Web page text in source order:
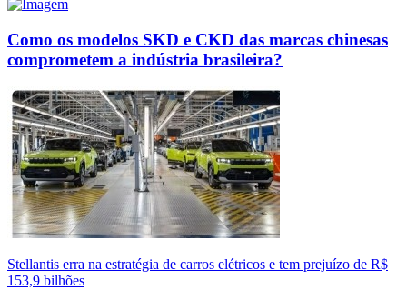
Como os modelos SKD e CKD das marcas chinesas
comprometem a indústria brasileira?
Stellantis erra na estratégia de carros elétricos e tem prejuízo de R$
153,9 bilhões